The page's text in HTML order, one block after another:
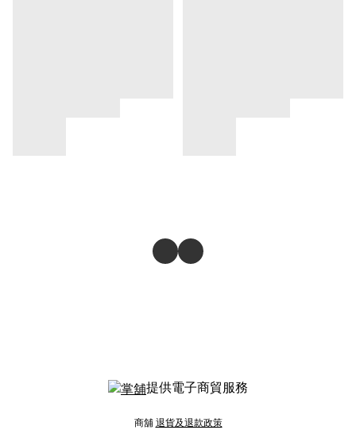
提供電子商貿服務
商舖 退貨及退款政策